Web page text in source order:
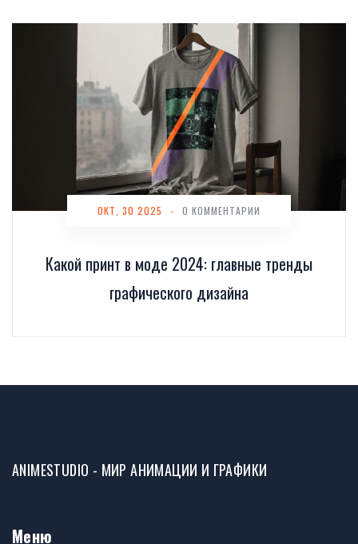
Какой принт в моде 2024: главные тренды
графического дизайна
ОКТ, 30 2025 - 0 КОММЕНТАРИИ
ANIMESTUDIO - МИР АНИМАЦИИ И ГРАФИКИ
Меню